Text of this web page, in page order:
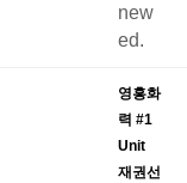
new
ed.
영흥화
력 #1
Unit
재권선